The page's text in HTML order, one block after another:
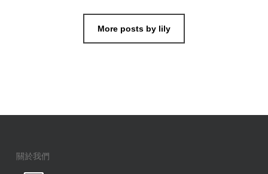
More posts by lily
關於我們